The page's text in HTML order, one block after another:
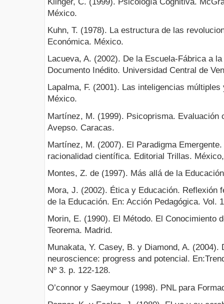
México.
Kuhn, T. (1978). La estructura de las
Económica. México.
Lacueva, A. (2002). De la Escuela-Fábrica a
Documento Inédito. Universidad Central de
Lapalma, F. (2001). Las inteligencias
México.
Martínez, M. (1999). Psicoprisma. Evaluación
Avepso. Caracas.
Martínez, M. (2007). El Paradigma
racionalidad científica. Editorial Trillas.
Montes, Z. de (1997). Más allá de la
Mora, J. (2002). Ética y Educación. Reflexión
de la Educación. En: Acción Pedagógica. Vol.
Morin, E. (1990). El Método. El Conocimiento
Teorema. Madrid.
Munakata, Y. Casey, B. y Diamond, A. (2004).
neuroscience: progress and potencial.
Nº 3. p. 122-128.
O’connor y Saeymour (1998). PNL para